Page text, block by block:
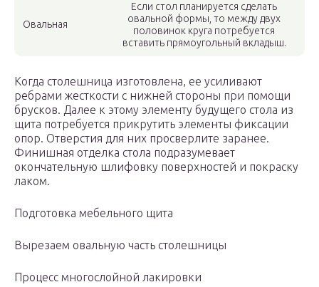
Овальная
Если стол планируется сделать
овальной формы, то между двух
половинок круга потребуется
вставить прямоугольный вкладыш.
Когда столешница изготовлена, ее усиливают
ребрами жесткости с нижней стороны при помощи
брусков. Далее к этому элементу будущего стола из
щита потребуется прикрутить элементы фиксации
опор. Отверстия для них просверлите заранее.
Финишная отделка стола подразумевает
окончательную шлифовку поверхностей и покраску
лаком.
Подготовка мебельного щита
Вырезаем овальную часть столешницы
Процесс многослойной лакировки